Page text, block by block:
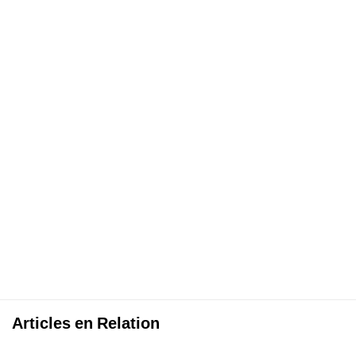
Articles en Relation